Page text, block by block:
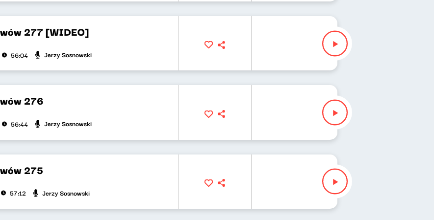
277 [WIDEO]
56:04 Jerzy Sosnowski
276
56:44 Jerzy Sosnowski
275
57:12 Jerzy Sosnowski